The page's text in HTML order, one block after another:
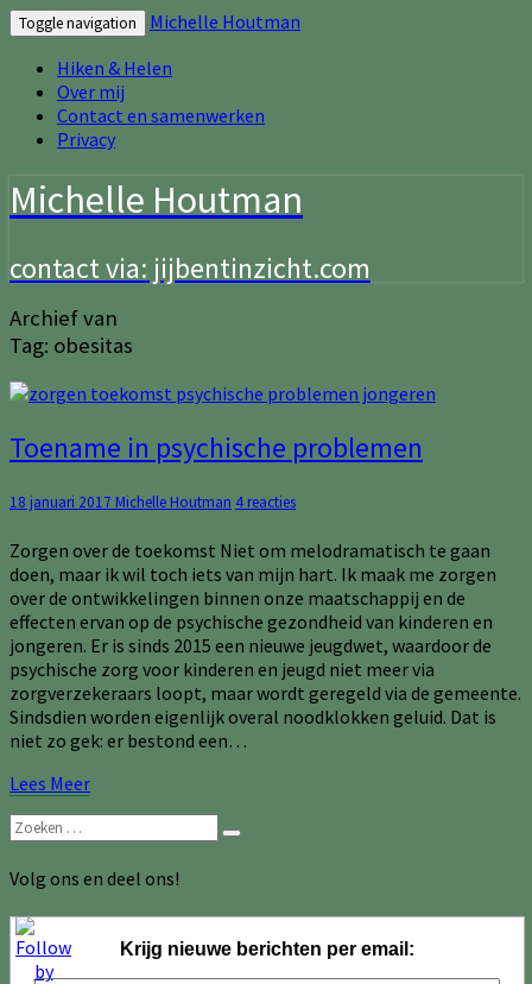
Toggle navigation
Michelle Houtman
Hiken & Helen
Over mij
Contact en samenwerken
Privacy
Michelle Houtman
contact via: jijbentinzicht.com
Archief van
Tag: obesitas
Toename
in
problemen
Toename in psychische problemen
18 januari 2017 Michelle Houtman Reacties
4 reacties
Zorgen over de toekomst Niet om melodramatisch te gaan
doen, maar ik wil toch iets van mijn hart. Ik maak me zorgen
over de ontwikkelingen binnen onze maatschappij en de
effecten ervan op de psychische gezondheid van kinderen en
jongeren. Er is sinds 2015 een nieuwe jeugdwet, waardoor de
psychische zorg voor kinderen en jeugd niet meer via
zorgverzekeraars loopt, maar wordt geregeld via de gemeente.
Sindsdien worden eigenlijk overal noodklokken geluid. Dat is
niet zo gek: er bestond een…
Lees MeerLees
Zoeken
naar:
Zoeken
Volg ons en deel ons!
Krijg nieuwe berichten per email: